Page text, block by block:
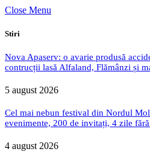
Close Menu
Stiri
Nova Apaserv: o avarie produsă
contrucții lasă Alfaland, Flămânzi și
5 august 2026
Cel mai nebun festival din Nordul
evenimente, 200 de invitați, 4 zile
4 august 2026